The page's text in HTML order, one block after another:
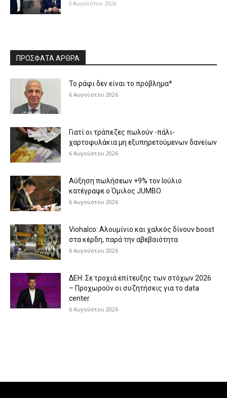
5 Αυγούστου 2026
ΠΡΟΣΦΑΤΑ ΑΡΘΡΑ
Το ράφι δεν είναι το πρόβλημα*
6 Αυγούστου 2026
Γιατί οι τράπεζες πωλούν -πάλι-
χαρτοφυλάκια μη εξυπηρετούμενων δανείων
6 Αυγούστου 2026
Aύξηση πωλήσεων +9% τον Ιούλιο
κατέγραψε ο Όμιλος JUMBO
6 Αυγούστου 2026
Viohalco: Aλουμίνιο και χαλκός δίνουν boost
στα κέρδη, παρά την αβεβαιότητα
6 Αυγούστου 2026
ΔΕΗ: Σε τροχιά επίτευξης των στόχων 2026
– Προχωρούν οι συζητήσεις για το data
center
6 Αυγούστου 2026